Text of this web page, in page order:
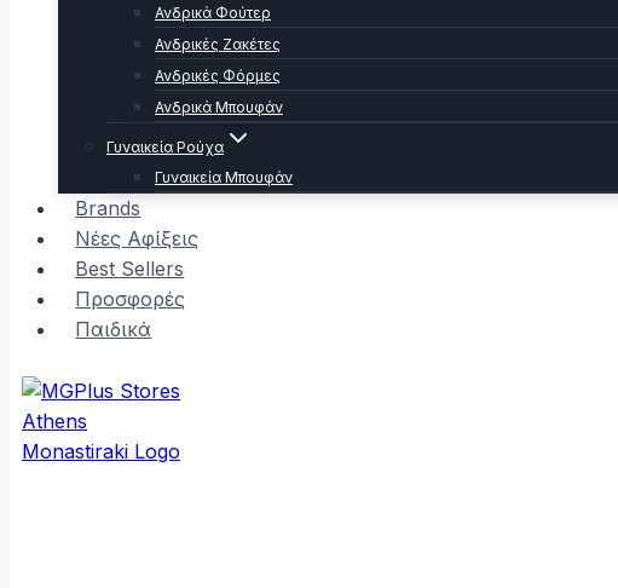
Ανδρικά Φούτερ
Ανδρικές Ζακέτες
Ανδρικές Φόρμες
Ανδρικά Μπουφάν
Γυναικεία Ρούχα
Γυναικεία Μπουφάν
Brands
Νέες Αφίξεις
Best Sellers
Προσφορές
Παιδικά